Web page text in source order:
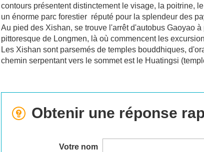
contours présentent distinctement le visage, la poitrine,
un énorme parc forestier réputé pour la splendeur des
Au pied des Xishan, se trouve l'arrêt d'autobus Gaoyao
pittoresque de Longmen, là où commencent les
Les Xishan sont parsemés de temples bouddhiques,
chemin serpentant vers le sommet est le Huatingsi
Obtenir une réponse
Votre nom